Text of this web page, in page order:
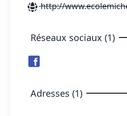
http://
Réseaux sociaux (1)
Adresses (1)